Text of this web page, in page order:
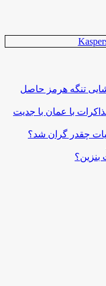
تنگه هرمز حاصل
با عمان با جدیت
بنزین؟